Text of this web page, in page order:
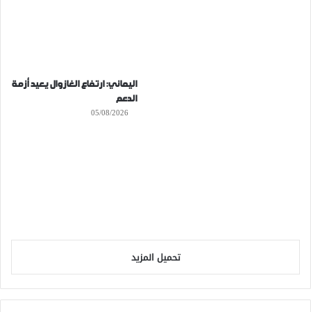
اليماني: ارتفاع الغازوال يعيد أزمة
الدعم
05/08/2026
تحميل المزيد